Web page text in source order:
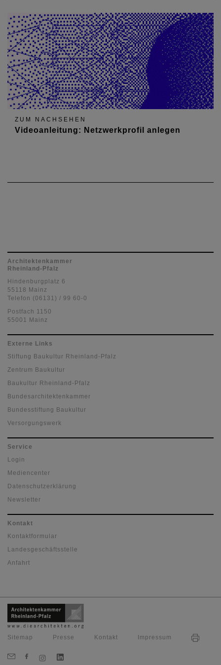
ZUM NACHSEHEN
Videoanleitung: Netzwerkprofil anlegen
Architektenkammer
Rheinland-Pfalz
Hindenburgplatz 6
55118 Mainz
Telefon (06131) / 99 60-0
Postfach 1150
55001 Mainz
Externe Links
Stiftung Baukultur Rheinland-Pfalz
Zentrum Baukultur
Baukultur Rheinland-Pfalz
Bundesarchitektenkammer
Bundesstiftung Baukultur
Versorgungswerk
Service
Login
Mediencenter
Datenschutzerklärung
Newsletter
Kontakt
Kontaktformular
Landesgeschäftsstelle
Anfahrt
Sitemap Presse Kontakt Impressum